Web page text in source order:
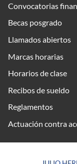
Convocatorias
Becas posgrado
Llamados abiertos
Marcas horarias
Horarios de clase
Recibos de sueldo
Reglamentos
Actuación contra